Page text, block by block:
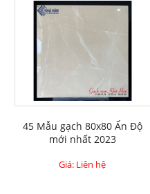
45 Mẫu gạch 80x80 Ấn Độ
mới nhất 2023
Giá: Liên hệ